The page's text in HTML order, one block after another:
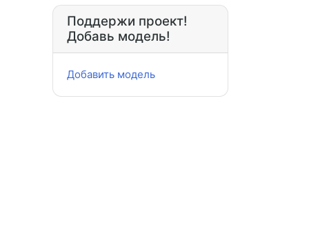
Поддержи проект!
Добавь модель!
Добавить модель